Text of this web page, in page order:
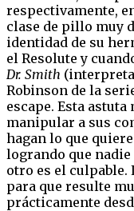
respectivamente,
clase de pillo muy
identidad de su
el Resolute y
Dr. Smith
Robinson de la
escape. Esta
manipular a sus
hagan lo que
logrando que
otro es el culpable.
para que resulte
prácticamente